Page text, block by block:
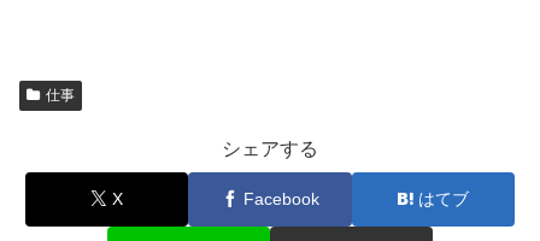
仕事
シェアする
X Facebook はてブ